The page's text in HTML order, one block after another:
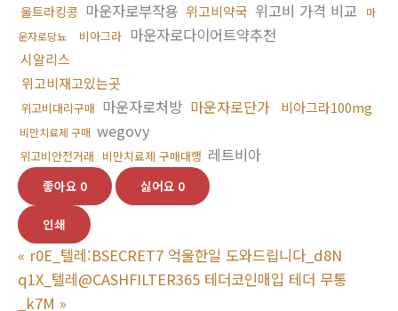
울트라킹콩 마운자로부작용 위고비약국 위고비 가격 비교
마
운자로당뇨
비아그라 마운자로다이어트약추천
시알리스
위고비재고있는곳
위고비대리구매 마운자로처방 마운자로단가 비아그라100mg
비만치료제 구매 wegovy
위고비안전거래 비만치료제 구매대행 레트비아
좋아요 0 싫어요 0
인쇄
« r0E_텔레:BSECRET7 억울한일 도와드립니다_d8N
q1X_텔레@CASHFILTER365 테더코인매입 테더 무통
_k7M »